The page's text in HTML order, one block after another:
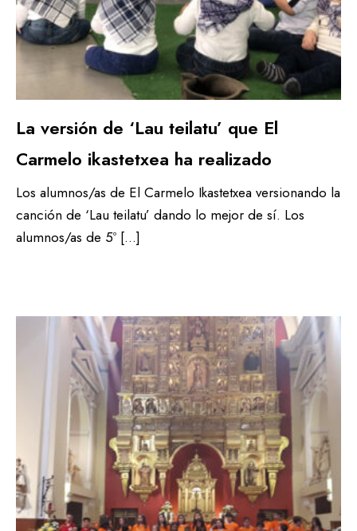
La versión de ‘Lau teilatu’ que El
Carmelo ikastetxea ha realizado
Los alumnos/as de El Carmelo Ikastetxea versionando la
canción de ‘Lau teilatu’ dando lo mejor de sí. Los
alumnos/as de 5º […]